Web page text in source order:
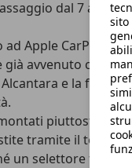
sito
dal 7
Apple CarPlay
avvenuto con il
e la
piuttosto in
tramite il
selettore fisico